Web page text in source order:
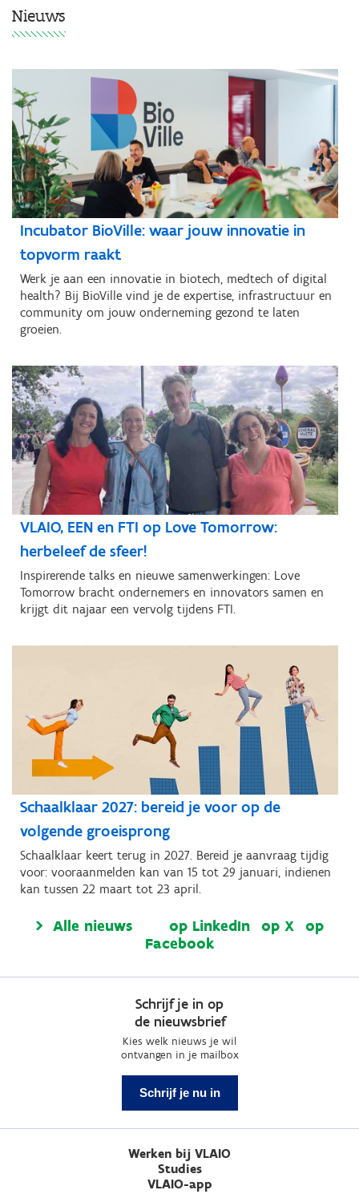
Nieuws
Incubator BioVille: waar jouw innovatie in
topvorm raakt
Werk je aan een innovatie in biotech, medtech of digital
health? Bij BioVille vind je de expertise, infrastructuur en
community om jouw onderneming gezond te laten
groeien.
VLAIO, EEN en FTI op Love Tomorrow:
herbeleef de sfeer!
Inspirerende talks en nieuwe samenwerkingen: Love
Tomorrow bracht ondernemers en innovators samen en
krijgt dit najaar een vervolg tijdens FTI.
Schaalklaar 2027: bereid je voor op de
volgende groeisprong
Schaalklaar keert terug in 2027. Bereid je aanvraag tijdig
voor: vooraanmelden kan van 15 tot 29 januari, indienen
kan tussen 22 maart tot 23 april.
Alle nieuws op LinkedIn op X
op
Facebook
Schrijf je in op
de nieuwsbrief
Kies welk nieuws je wil
ontvangen in je mailbox
Schrijf je nu in
Werken bij VLAIO
Studies
VLAIO-app